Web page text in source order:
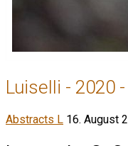
Luiselli - 2020 -
Abstracts L 16. August